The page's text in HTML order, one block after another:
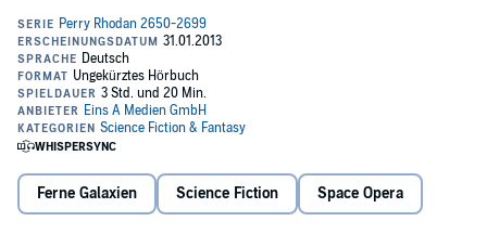
Raumschiff BASIS gelangt er in die Doppelgalaxis Chanda, wo die
negative Superintelligenz QIN SHI regiert. Nicht zuletzt durch die
Aktivitäten des unsterblichen Terraners kann die Galaxis allerdings
befreit werden. Doch QIN SHI ist längst ins Reich der Harmonie
eingedrungen. Sofort versinkt diese GALAXIS IM CHAOS...
In deiner Audible-Bibliothek findest du für dieses Hörerlebnis eine
PDF-Datei mit zusätzlichem Material.
©2013 Pabel-Moewig Verlag GmbH (P)2013 Eins A Medien GmbH
Ferne Galaxien Science Fiction Space Opera